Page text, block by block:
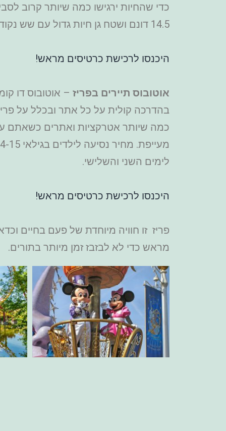
כדי שהחיות ירגישו כמה שיותר קרוב
14.5 דונם ושטח גן חיות גדול עם שש נקודות עצירה שניתן לנוח בהן. מחיר כרטיס החל מ-20 יורו, ילדים בגילאי 3-12 החל מ-15 יורו.
היכנסו לרכישת כרטיסים מראש!
אוטובוס תיירים בפריז – אוטובוס דו
בהדרכה קולית על כל אתר ובכלל על
כמה שיותר אטרקציות ואתרים כשאתם עם
לימים השני והשלישי.
היכנסו לרכישת כרטיסים מראש!
פריז זו חוויה מיוחדת של פעם בחיים
מראש כדי לא לבזבז זמן מיותר בתורים.